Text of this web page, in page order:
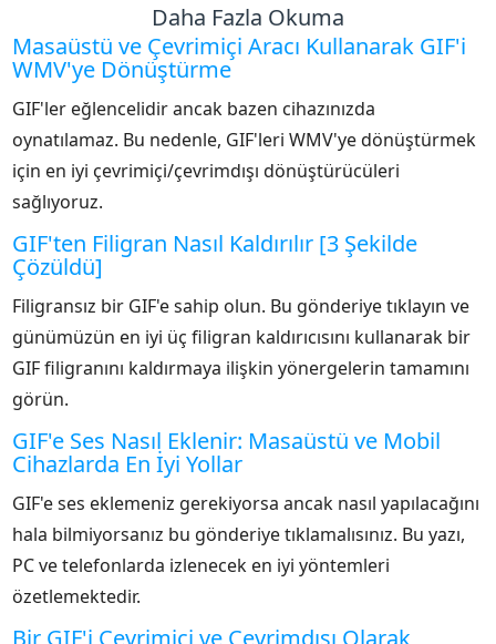
Daha Fazla Okuma
Masaüstü ve Çevrimiçi Aracı Kullanarak GIF'i
WMV'ye Dönüştürme
GIF'ler eğlencelidir ancak bazen cihazınızda
oynatılamaz. Bu nedenle, GIF'leri WMV'ye dönüştürmek
için en iyi çevrimiçi/çevrimdışı dönüştürücüleri
sağlıyoruz.
GIF'ten Filigran Nasıl Kaldırılır [3 Şekilde
Çözüldü]
Filigransız bir GIF'e sahip olun. Bu gönderiye tıklayın ve
günümüzün en iyi üç filigran kaldırıcısını kullanarak bir
GIF filigranını kaldırmaya ilişkin yönergelerin tamamını
görün.
GIF'e Ses Nasıl Eklenir: Masaüstü ve Mobil
Cihazlarda En İyi Yollar
GIF'e ses eklemeniz gerekiyorsa ancak nasıl yapılacağını
hala bilmiyorsanız bu gönderiye tıklamalısınız. Bu yazı,
PC ve telefonlarda izlenecek en iyi yöntemleri
özetlemektedir.
Bir GIF'i Çevrimiçi ve Çevrimdışı Olarak